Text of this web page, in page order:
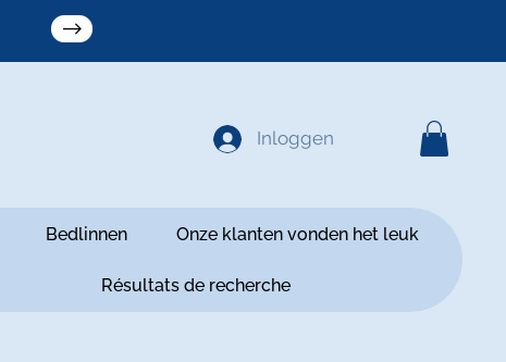
Inloggen
Bedlinnen Onze klanten vonden het leuk
Résultats de recherche